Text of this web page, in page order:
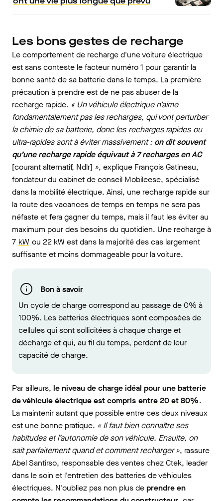
Les bons gestes de recharge
Le comportement de recharge d'une voiture électrique
est sans conteste le facteur numéro 1 pour garantir la
bonne santé de sa batterie dans le temps. La première
précaution à prendre est de ne pas abuser de la
recharge rapide. « Un véhicule électrique n’aime
fondamentalement pas les recharges, qui vont perturber
la chimie de sa batterie, donc les recharges rapides ou
ultra-rapides sont à éviter massivement : on dit souvent
qu’une recharge rapide équivaut à 7 recharges en AC
[courant alternatif, Ndlr] », explique François Gatineau,
fondateur du cabinet de conseil Mobileese, spécialisé
dans la mobilité électrique. Ainsi, une recharge rapide sur
la route des vacances de temps en temps ne sera pas
néfaste et fera gagner du temps, mais il faut les éviter au
maximum pour des besoins du quotidien. Une recharge à
7 kW ou 22 kW est dans la majorité des cas largement
suffisante et moins dommageable pour la voiture.
Bon à savoir
Un cycle de charge correspond au passage de 0% à
100%. Les batteries électriques sont composées de
cellules qui sont sollicitées à chaque charge et
décharge et qui, au fil du temps, perdent de leur
capacité de charge.
Par ailleurs, le niveau de charge idéal pour une batterie
de véhicule électrique est compris entre 20 et 80%.
La maintenir autant que possible entre ces deux niveaux
est une bonne pratique. « Il faut bien connaître ses
habitudes et l’autonomie de son véhicule. Ensuite, on
sait parfaitement quand et comment recharger », rassure
Abel Santirso, responsable des ventes chez Ctek, leader
dans le soin et l'entretien des batteries de véhicules
électriques. N'oubliez pas non plus deprendre en